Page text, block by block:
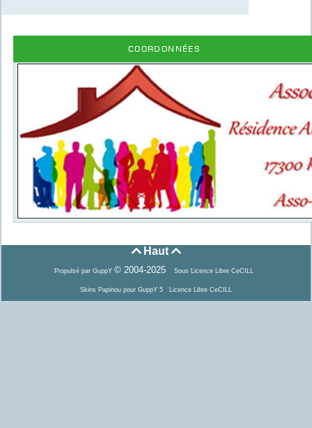
Coordonnées
Haut 
Propulsé par GuppY © 2004-2025 Sous Licence Libre CeCILL
Skins Papinou pour GuppY 5 Licence Libre CeCILL